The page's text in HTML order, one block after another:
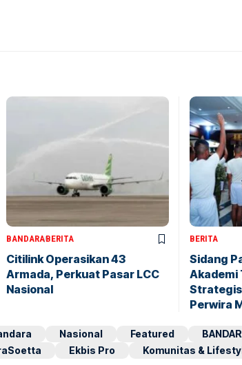
BANDARABERITA
Citilink Operasikan 43
Armada, Perkuat Pasar LCC
Nasional
BERITA
Sidang
Akademi
Perwira
Nasional Featured
Ekbis Pro Komunitas &